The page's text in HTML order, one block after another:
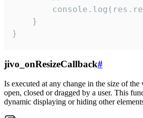
    }
}
jivo_onResizeCallback#
Is executed at any change in the size of
open, closed or dragged by a user. This
dynamic displaying or hiding other